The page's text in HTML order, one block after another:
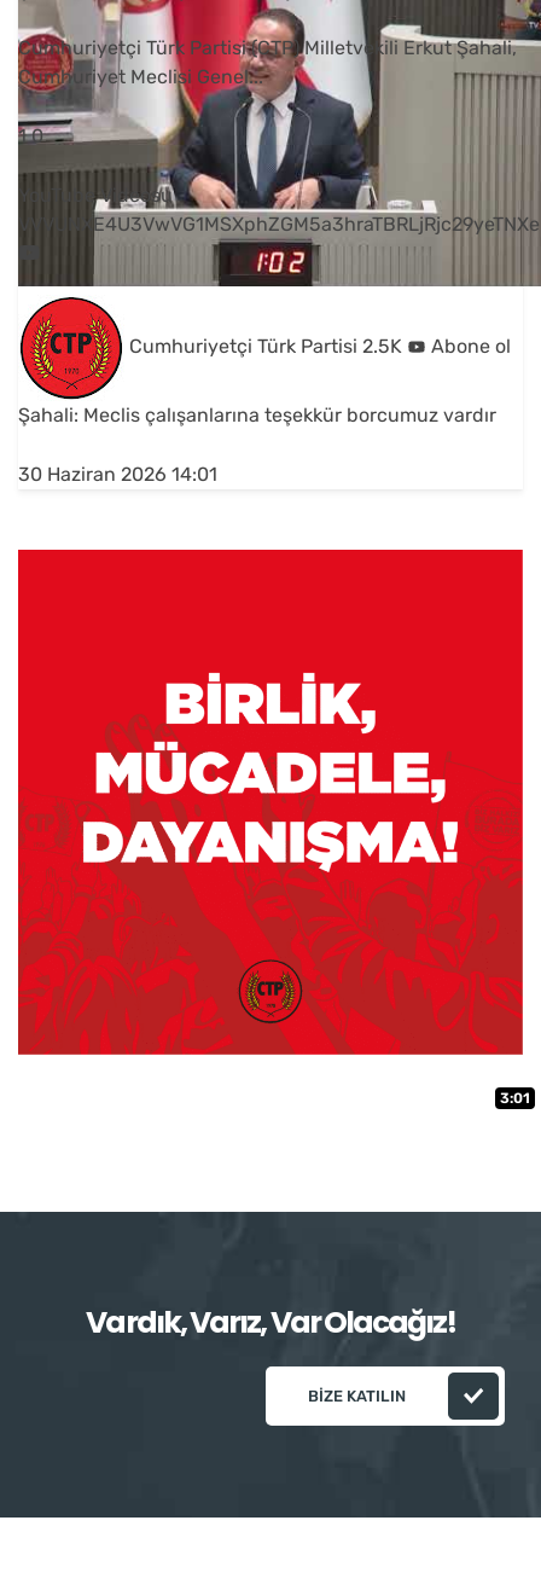
3:01
Cumhuriyetçi Türk Partisi (CTP) Milletvekili Erkut Şahali,
Cumhuriyet Meclisi Genel...
1 0
YouTube Videosu
Cumhuriyetçi Türk Partisi 2.5K Abone ol
Şahali: Meclis çalışanlarına teşekkür borcumuz vardır
30 Haziran 2026 14:01
Vardık, Varız, Var Olacağız!
BIZE KATILIN